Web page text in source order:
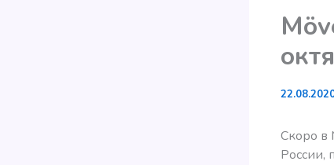
Скоро в
России,